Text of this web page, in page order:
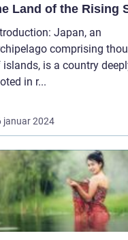
Land of the Rising
Japan, an
comprising
islands, is a country
in r...
januar 2024